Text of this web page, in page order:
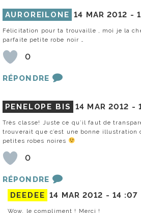
AUROREILONE 14 MAR 2012 -
Félicitation pour ta trouvaille , moi je la
parfaite petite robe noir …
0
RÉPONDRE
PENELOPE BIS 14 MAR 2012 -
Très classe! Juste ce qu’il faut de
trouverait que c’est une bonne illustration
petites robes noires
0
RÉPONDRE
DEEDEE 14 MAR 2012 - 14 :07
Wow, le compliment ! Merci !